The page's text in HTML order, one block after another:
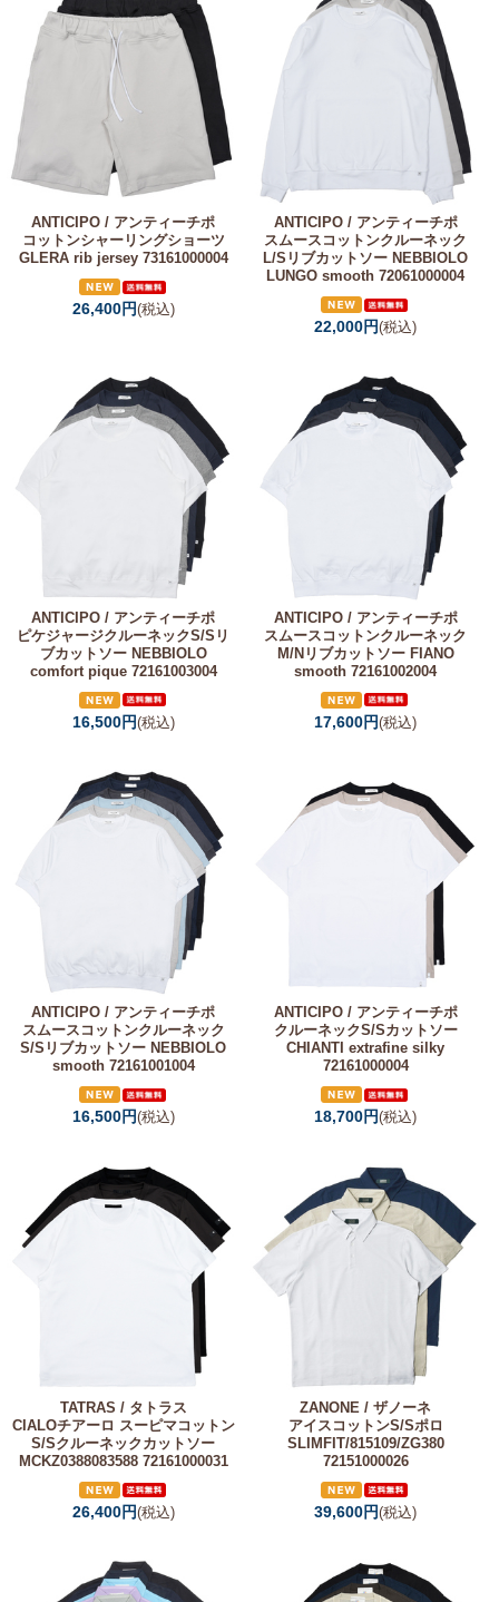
ANTICIPO / アンティーチポ
コットンシャーリングショーツ
GLERA rib jersey 73161000004
26,400円(税込)
ANTICIPO / アンティーチポ
スムースコットンクルーネック
L/Sリブカットソー NEBBIOLO
LUNGO smooth 72061000004
22,000円(税込)
ANTICIPO / アンティーチポ
ピケジャージクルーネックS/Sリ
ブカットソー NEBBIOLO
comfort pique 72161003004
16,500円(税込)
ANTICIPO / アンティーチポ
スムースコットンクルーネック
M/Nリブカットソー FIANO
smooth 72161002004
17,600円(税込)
ANTICIPO / アンティーチポ
スムースコットンクルーネック
S/Sリブカットソー NEBBIOLO
smooth 72161001004
16,500円(税込)
ANTICIPO / アンティーチポ
クルーネックS/Sカットソー
CHIANTI extrafine silky
72161000004
18,700円(税込)
TATRAS / タトラス
CIALOチアーロ スーピマコットン
S/Sクルーネックカットソー
MCKZ0388083588 72161000031
26,400円(税込)
ZANONE / ザノーネ
アイスコットンS/Sポロ
SLIMFIT/815109/ZG380
72151000026
39,600円(税込)